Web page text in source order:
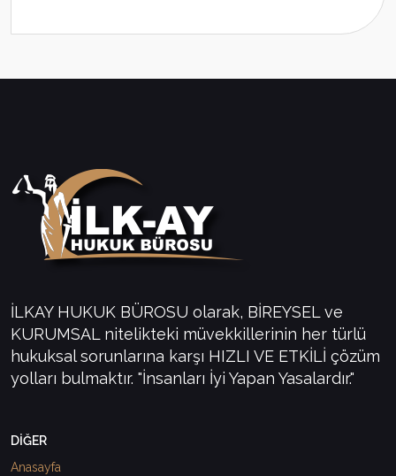
İLKAY HUKUK BÜROSU olarak, BİREYSEL ve
KURUMSAL nitelikteki müvekkillerinin her türlü
hukuksal sorunlarına karşı HIZLI VE ETKİLİ çözüm
yolları bulmaktır. "İnsanları İyi Yapan Yasalardır."
DİĞER
Anasayfa